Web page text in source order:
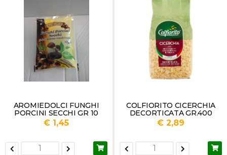
AROMIEDOLCI FUNGHI
PORCINI SECCHI GR 10
€ 1,45
COLFIORITO CICERCHIA
DECORTICATA GR.400
€ 2,89